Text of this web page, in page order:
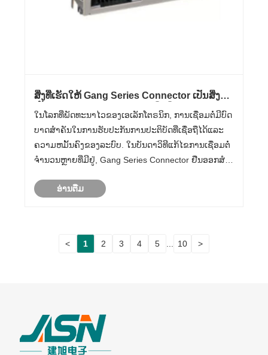
ສິ່ງທີ່ເຮັດໃຫ້ Gang Series Connector ເປັນສິ່ງຈໍາ
ໃນໂລກທີ່ພັດທະນາໄວຂອງເອເລັກໂຕຣນິກ, ການເຊື່ອມຕໍ່ມີບົດ
ບາດສໍາຄັນໃນການຮັບປະກັນການປະຕິບັດທີ່ເຊື່ອຖືໄດ້ແລະ
ຄວາມຫມັ້ນຄົງຂອງລະບົບ. ໃນ​ບັນ​ດາ​ວິ​ທີ​ແກ້​ໄຂ​ການ​ເຊື່ອມ​ຕໍ່​
ຈໍາ​ນວນ​ຫຼາຍ​ທີ່​ມີ​ຢູ່​, Gang Series Connector ຢືນ​ອອກ​ສໍາ​
ຕົນ​. ບໍ່ວ່າທ່ານກໍາລັງ......
ອ່ານ​ຕື່ມ
< 1 2 3 4 5 10 >